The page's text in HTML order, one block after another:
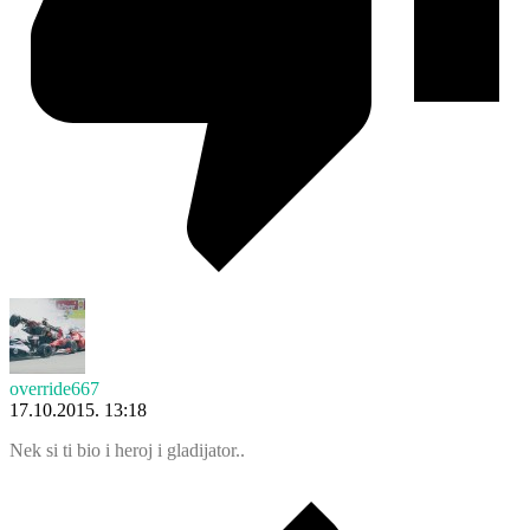
override667
17.10.2015. 13:18
Nek si ti bio i heroj i gladijator..